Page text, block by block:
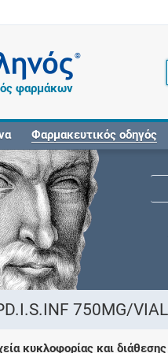
®
φαρμάκων
Φαρμακευτικός οδηγός
750MG/
κυκλοφορίας και διάθεσης